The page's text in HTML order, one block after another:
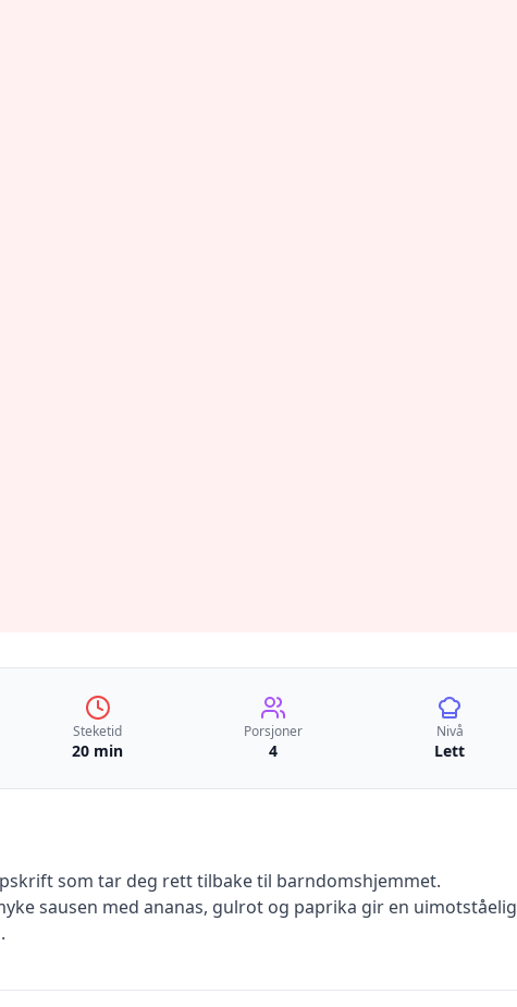
Steketid
20 min
Porsjoner
4
Nivå
Lett
som tar deg rett tilbake til barndomshjemmet.
sausen med ananas, gulrot og paprika gir en uimotståelig